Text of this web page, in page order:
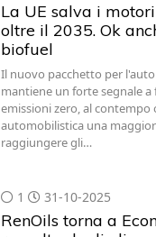
La UE salva i
oltre il 2035. Ok
biofuel
Il nuovo pacchetto per
mantiene un forte segnale a
emissioni zero, al
automobilistica una
raggiungere gli…
1 31-10-2025
RenOils torna a